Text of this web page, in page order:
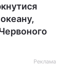
Реклама